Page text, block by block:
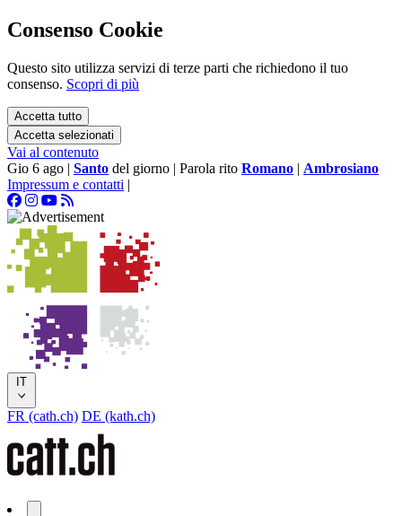
Consenso Cookie
Questo sito utilizza servizi di terze parti che richiedono il tuo
consenso. Scopri di più
Accetta tutto
Accetta selezionati
Vai al contenuto
Gio 6 ago | Santo del giorno | Parola rito Romano | Ambrosiano
Impressum e contatti |
IT
FR (cath.ch) DE (kath.ch)